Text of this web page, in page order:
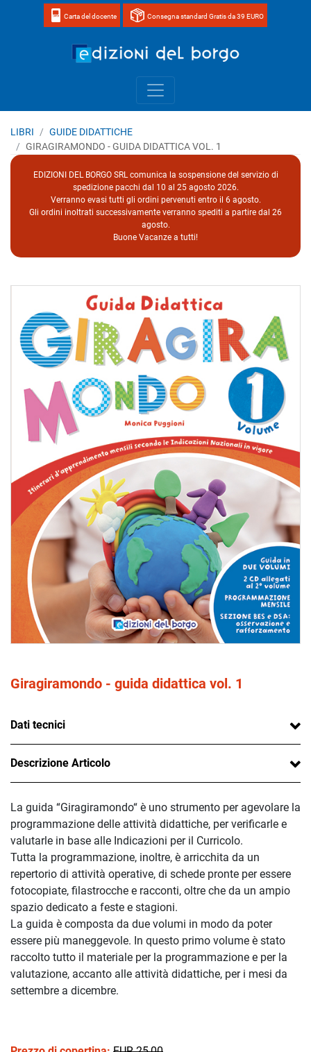
Carta del docente Consegna standard Gratis da 39 EURO
LIBRI
GUIDE DIDATTICHE
GIRAGIRAMONDO - GUIDA DIDATTICA VOL. 1
EDIZIONI DEL BORGO SRL comunica la sospensione del servizio di
spedizione pacchi dal 10 al 25 agosto 2026.
Verranno evasi tutti gli ordini pervenuti entro il 6 agosto.
Gli ordini inoltrati successivamente verranno spediti a partire dal 26
agosto.
Buone Vacanze a tutti!
Giragiramondo - guida didattica vol. 1
Dati tecnici
Descrizione Articolo
La guida “Giragiramondo“ è uno strumento per agevolare la
programmazione delle attività didattiche, per verificarle e
valutarle in base alle Indicazioni per il Curricolo.
Tutta la programmazione, inoltre, è arricchita da un
repertorio di attività operative, di schede pronte per essere
fotocopiate, filastrocche e racconti, oltre che da un ampio
spazio dedicato a feste e stagioni.
La guida è composta da due volumi in modo da poter
essere più maneggevole. In questo primo volume è stato
raccolto tutto il materiale per la programmazione e per la
valutazione, accanto alle attività didattiche, per i mesi da
settembre a dicembre.